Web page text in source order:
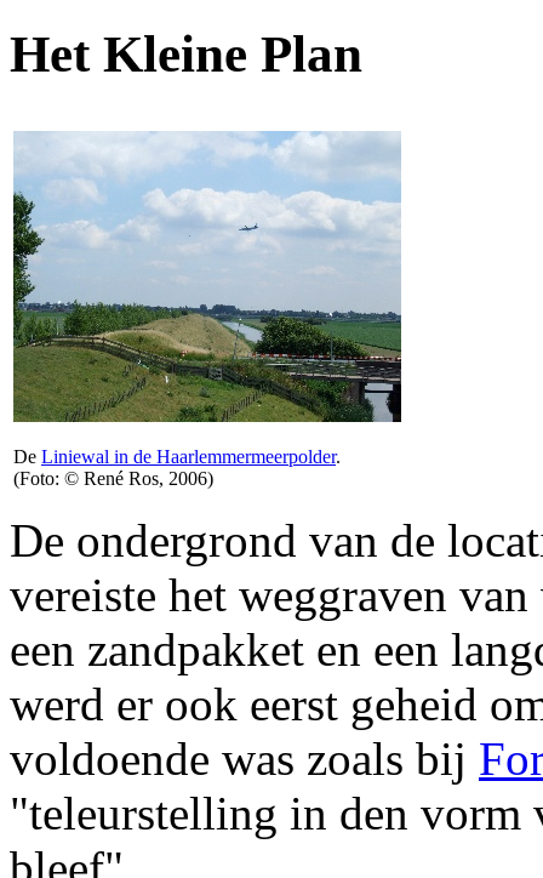
Het Kleine Plan
De Liniewal in de Haarlemmermeerpolder.
(Foto: © René Ros, 2006)
De ondergrond van de
vereiste het weggraven
een zandpakket en een
werd er ook eerst geheid
voldoende was zoals bij
"teleurstelling in den vorm
bleef".